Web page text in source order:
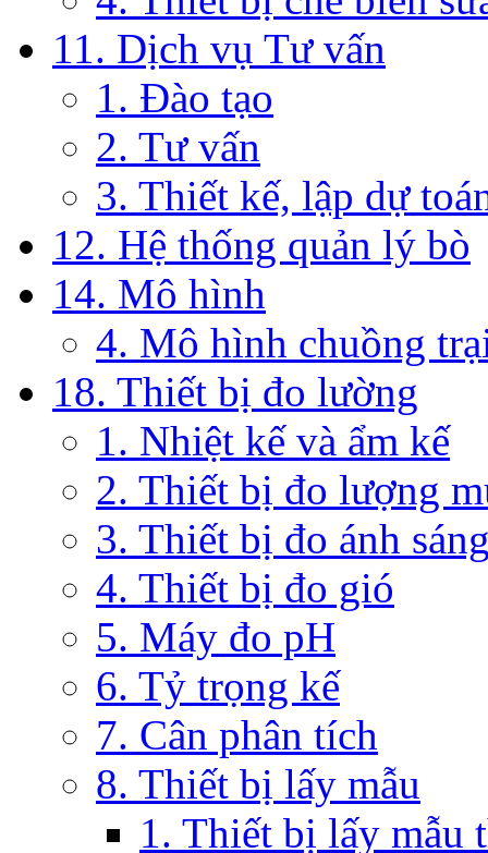
11. Dịch vụ Tư vấn
1. Đào tạo
2. Tư vấn
3. Thiết kế, lập dự
12. Hệ thống quản lý bò
14. Mô hình
4. Mô hình chuồng
18. Thiết bị đo lường
1. Nhiệt kế và ẩm kế
2. Thiết bị đo lượng
3. Thiết bị đo ánh
4. Thiết bị đo gió
5. Máy đo pH
6. Tỷ trọng kế
7. Cân phân tích
8. Thiết bị lấy mẫu
1. Thiết bị lấy mẫu